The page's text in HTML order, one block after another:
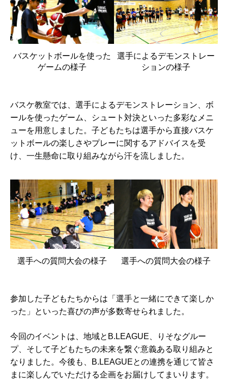
バスケットボールを使った
ゲームの様子
選手によるデモンストレー
ションの様子
バスケ教室では、選手によるデモンストレーション、ボ
ールを使ったゲーム、シュート対決といった多彩なメニ
ューを用意しました。子どもたちは選手から直接バスケ
ットボールの楽しさやプレーに関するアドバイスを受
け、一生懸命に取り組みながら汗を流しました。
選手への質問大会の様子 選手への質問大会の様子
参加した子どもたちからは「選手と一緒にできて楽しか
った」といった喜びの声が多数寄せられました。
今回のイベントは、地域とB.LEAGUE、りそなグルー
プ、そして子どもたちの未来を繋ぐ意義ある取り組みと
なりました。今後も、B.LEAGUEとの連携を通じて皆さ
まに楽しんでいただける企画をお届けしてまいります。